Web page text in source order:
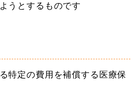
うとするものです
特定の費用を補償する医療保